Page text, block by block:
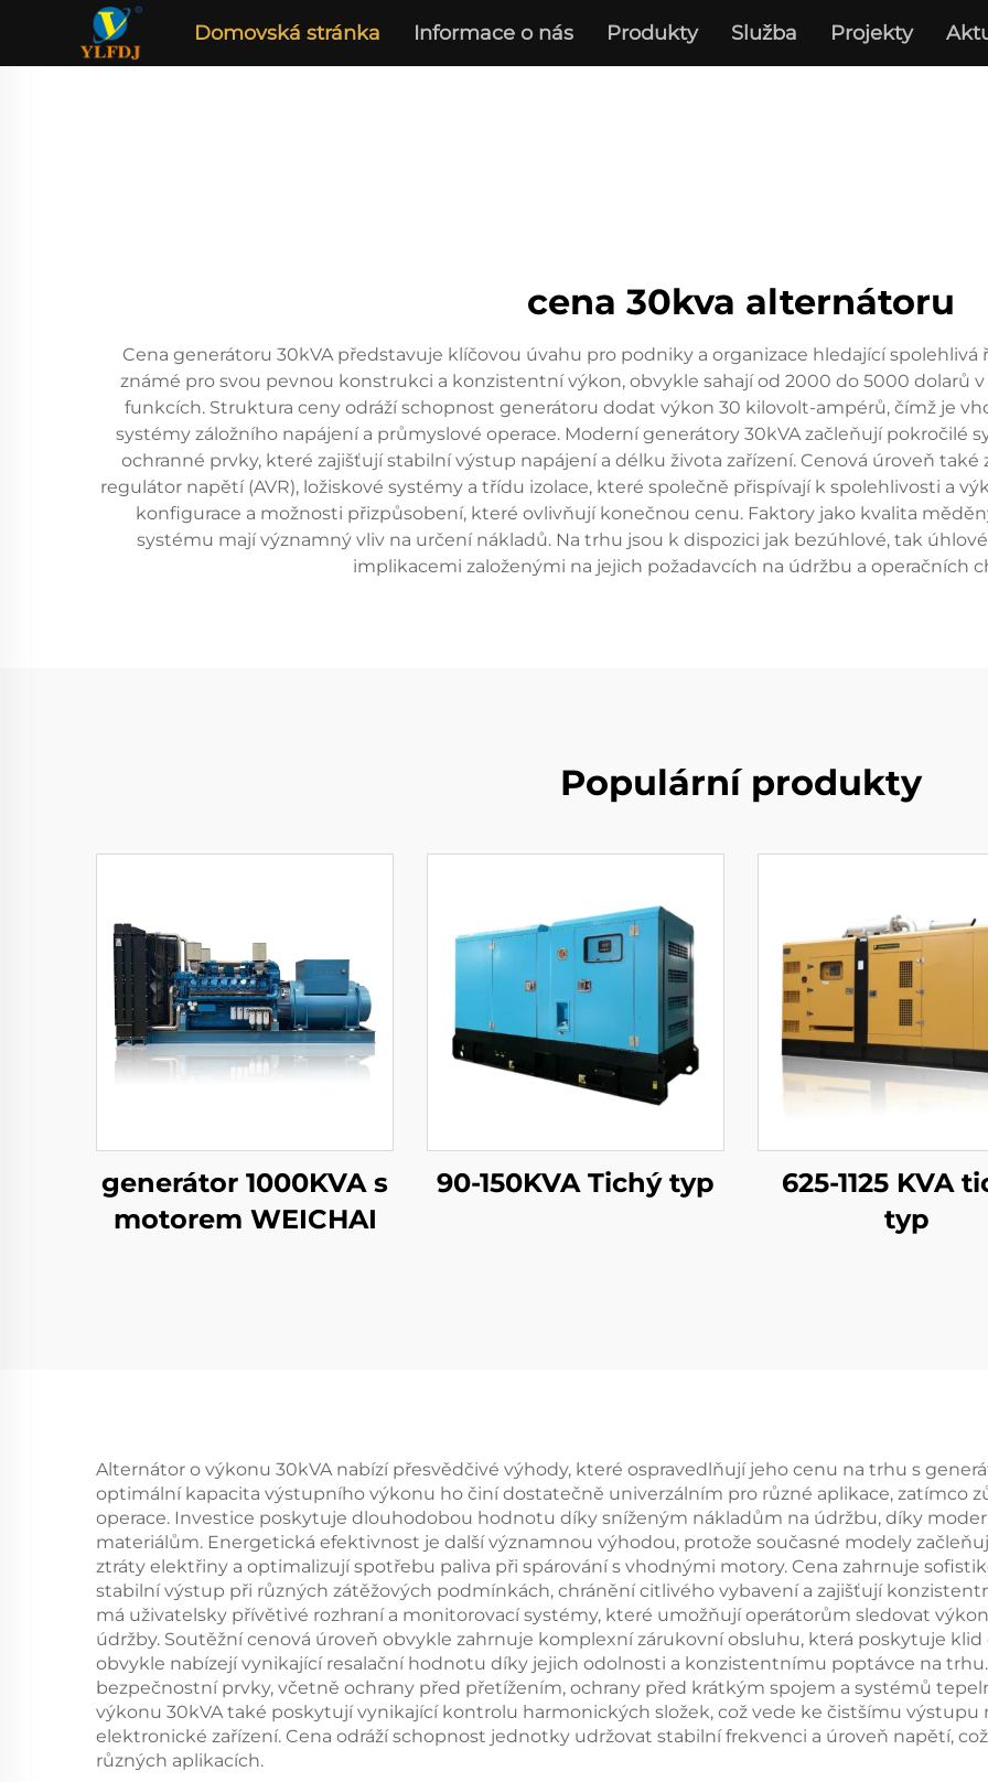
Domovská stránka Informace o nás Produkty Služba Projekty
cena 30kva alternátoru
Cena generátoru 30kVA představuje klíčovou úvahu pro podniky a organizace hledající spolehlivá
známé pro svou pevnou konstrukci a konzistentní výkon, obvykle sahají od 2000 do 5000 dolarů v
funkcích. Struktura ceny odráží schopnost generátoru dodat výkon 30 kilovolt-ampérů, čímž je
systémy záložního napájení a průmyslové operace. Moderní generátory 30kVA začleňují pokročilé
ochranné prvky, které zajišťují stabilní výstup napájení a délku života zařízení. Cenová úroveň
regulátor napětí (AVR), ložiskové systémy a třídu izolace, které společně přispívají k spolehlivosti a
konfigurace a možnosti přizpůsobení, které ovlivňují konečnou cenu. Faktory jako kvalita
systému mají významný vliv na určení nákladů. Na trhu jsou k dispozici jak bezúhlové, tak
implikacemi založenými na jejich požadavcích na údržbu a operačních
Populární produkty
generátor 1000KVA s
motorem WEICHAI
90-150KVA Tichý typ
625-1125 KVA
typ
Alternátor o výkonu 30kVA nabízí přesvědčivé výhody, které ospravedlňují jeho cenu na trhu s
optimální kapacita výstupního výkonu ho činí dostatečně univerzálním pro různé aplikace, zatímco
operace. Investice poskytuje dlouhodobou hodnotu díky sníženým nákladům na údržbu, díky
materiálům. Energetická efektivnost je další významnou výhodou, protože současné modely
ztráty elektřiny a optimalizují spotřebu paliva při spárování s vhodnými motory. Cena zahrnuje
stabilní výstup při různých zátěžových podmínkách, chránění citlivého vybavení a zajišťují
má uživatelsky přívětivé rozhraní a monitorovací systémy, které umožňují operátorům sledovat
údržby. Soutěžní cenová úroveň obvykle zahrnuje komplexní zárukovní obsluhu, která poskytuje
obvykle nabízejí vynikající resalační hodnotu díky jejich odolnosti a konzistentnímu poptávce na
bezpečnostní prvky, včetně ochrany před přetížením, ochrany před krátkým spojem a systémů
výkonu 30kVA také poskytují vynikající kontrolu harmonických složek, což vede ke čistšímu
elektronické zařízení. Cena odráží schopnost jednotky udržovat stabilní frekvenci a úroveň napětí,
různých aplikacích.